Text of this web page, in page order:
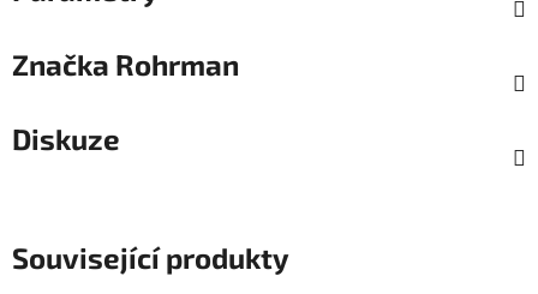
Značka Rohrman
Diskuze
Související produkty